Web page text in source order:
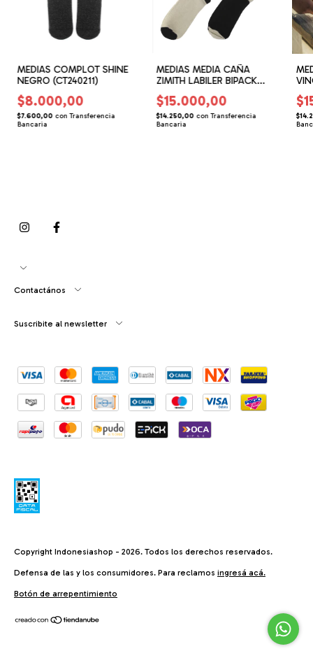
MEDIAS COMPLOT SHINE
NEGRO (CT240211)
$8.000,00
$7.600,00 con Transferencia
Bancaria
MEDIAS MEDIA CAÑA
ZIMITH LABILER BIPACK
(ZH060204)
$15.000,00
$14.250,00 con Transferencia
Bancaria
Contactános
Suscribite al newsletter
Copyright Indonesiashop - 2026. Todos los derechos reservados.
Defensa de las y los consumidores. Para reclamos ingresá acá.
Botón de arrepentimiento